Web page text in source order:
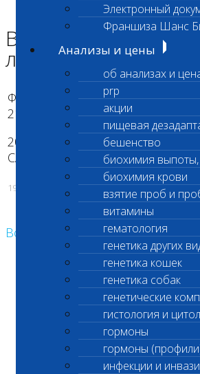
Электронный
Франшиза Шанс
Анализы и цены
об анализах и
prp
акции
пищевая
бешенство
биохимия
биохимия крови
взятие проб и
витамины
гематология
генетика других
генетика кошек
генетика собак
генетические
гистология и
гормоны
гормоны
инфекции и
Временный график филиала
Временный график
лаборатории в
Филиал лаборатории в
21 по 23 марта работает по
20 марта лаборатория не
САНИТАРНЫЙ ДЕНЬ
19.03.2018
Возврат к списку